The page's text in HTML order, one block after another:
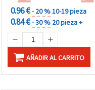
0.96 €- 20 %10-19 pieza
0.84 €- 30 % 20 pieza +
AÑADIR AL CARRITO